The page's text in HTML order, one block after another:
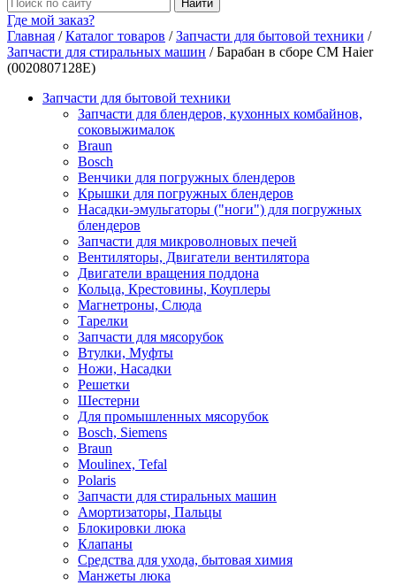
Где мой заказ?
Главная /Каталог товаров /Запчасти для бытовой техники /
Запчасти для стиральных машин /Барабан в сборе СМ Haier
(0020807128E)
Запчасти для бытовой техники
Запчасти для блендеров, кухонных комбайнов,
соковыжималок
Braun
Bosch
Венчики для погружных блендеров
Крышки для погружных блендеров
Насадки-эмульгаторы ("ноги") для погружных
блендеров
Запчасти для микроволновых печей
Вентиляторы, Двигатели вентилятора
Двигатели вращения поддона
Кольца, Крестовины, Коуплеры
Магнетроны, Слюда
Тарелки
Запчасти для мясорубок
Втулки, Муфты
Ножи, Насадки
Решетки
Шестерни
Для промышленных мясорубок
Bosch, Siemens
Braun
Moulinex, Tefal
Polaris
Запчасти для стиральных машин
Амортизаторы, Пальцы
Блокировки люка
Клапаны
Средства для ухода, бытовая химия
Манжеты люка